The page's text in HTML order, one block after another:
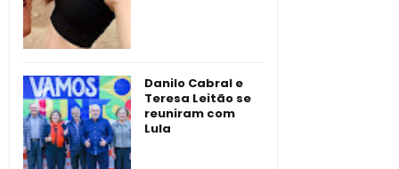
Danilo Cabral e
Teresa Leitão se
reuniram com
Lula